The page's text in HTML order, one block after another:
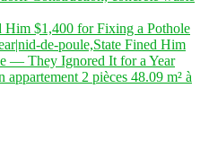
Him $1,400 for Fixing a Pothole
de-poule,State Fined Him
— They Ignored It for a Year
2 pièces 48.09 m² à